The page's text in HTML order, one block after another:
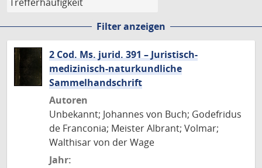
Filter anzeigen
2 Cod. Ms. jurid. 391 – Juristisch-
medizinisch-naturkundliche
Sammelhandschrift
Autoren
Unbekannt; Johannes von Buch; Godefridus
de Franconia; Meister Albrant; Volmar;
Walthisar von der Wage
Jahr: